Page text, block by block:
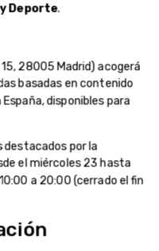
Deporte.
28005 Madrid) acogerá
basadas en contenido
disponibles para
destacados por la
el miércoles 23 hasta
a 20:00 (cerrado el fin